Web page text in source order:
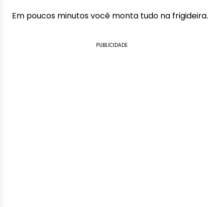
Em poucos minutos você monta tudo na frigideira.
PUBLICIDADE